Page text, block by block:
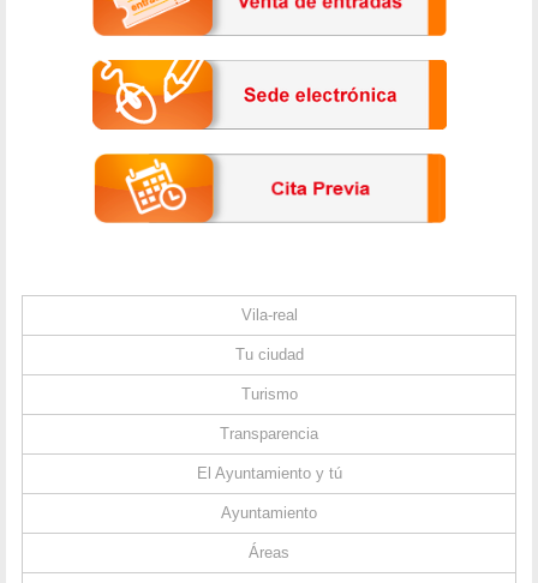
Vila-real
Tu ciudad
Turismo
Transparencia
El Ayuntamiento y tú
Ayuntamiento
Áreas